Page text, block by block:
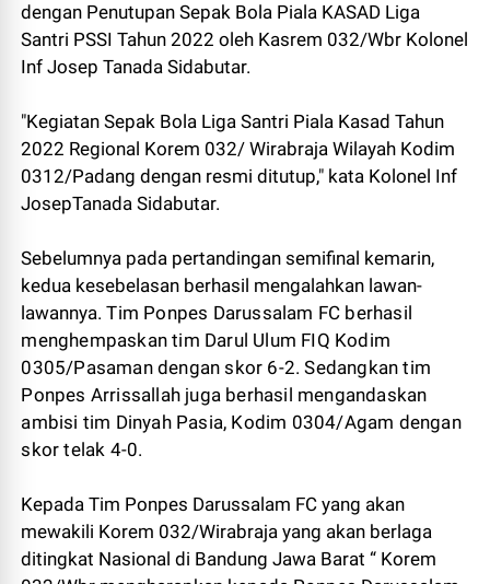
dengan Penutupan Sepak Bola Piala KASAD Liga
Santri PSSI Tahun 2022 oleh Kasrem 032/Wbr Kolonel
Inf Josep Tanada Sidabutar.
"Kegiatan Sepak Bola Liga Santri Piala Kasad Tahun
2022 Regional Korem 032/ Wirabraja Wilayah Kodim
0312/Padang dengan resmi ditutup," kata Kolonel Inf
JosepTanada Sidabutar.
Sebelumnya pada pertandingan semifinal kemarin,
kedua kesebelasan berhasil mengalahkan lawan-
lawannya.Tim Ponpes Darussalam FC berhasil
menghempaskan tim Darul Ulum FIQ Kodim
0305/Pasaman dengan skor 6-2. Sedangkan tim
Ponpes Arrissallah juga berhasil mengandaskan
ambisi tim Dinyah Pasia, Kodim 0304/Agam dengan
skor telak 4-0.
Kepada Tim Ponpes Darussalam FC yang akan
mewakili Korem 032/Wirabraja yang akan berlaga
ditingkat Nasional di Bandung Jawa Barat “ Korem